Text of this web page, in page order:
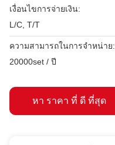
เงื่อนไขการจ่ายเงิน:
L/C, T/T
ความสามารถในการจําหน่าย:
20000set / ปี
หา ราคา ที่ ดี ที่สุด